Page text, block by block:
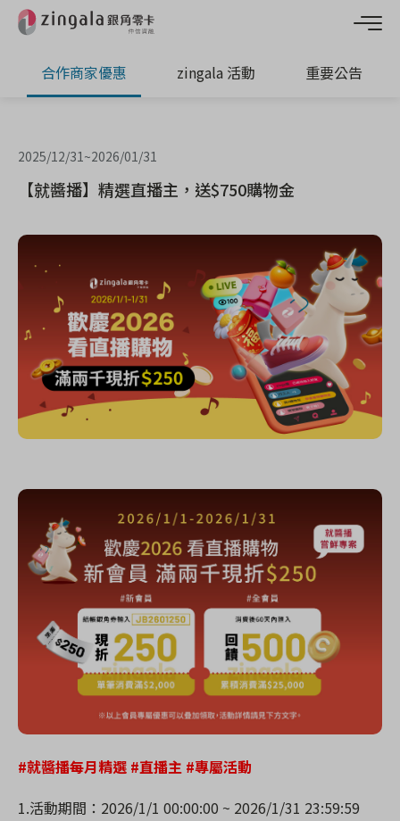
合作商家優惠 zingala 活動 重要公告
2025/12/31 ~2026/01/31
【就醬播】精選直播主，送$750購物金
#就醬播每月精選 #直播主 #專屬活動
1.活動期間： 2026/1/1 00:00:00 ~ 2026/1/31 23:59:59